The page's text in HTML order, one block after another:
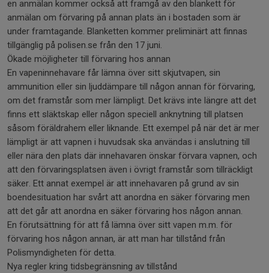
en anmälan kommer också att framgå av den blankett för
anmälan om förvaring på annan plats än i bostaden som är
under framtagande. Blanketten kommer preliminärt att finnas
tillgänglig på polisen.se från den 17 juni.
Ökade möjligheter till förvaring hos annan
En vapeninnehavare får lämna över sitt skjutvapen, sin
ammunition eller sin ljuddämpare till någon annan för förvaring,
om det framstår som mer lämpligt. Det krävs inte längre att det
finns ett släktskap eller någon speciell anknytning till platsen
såsom föräldrahem eller liknande. Ett exempel på när det är mer
lämpligt är att vapnen i huvudsak ska användas i anslutning till
eller nära den plats där innehavaren önskar förvara vapnen, och
att den förvaringsplatsen även i övrigt framstår som tillräckligt
säker. Ett annat exempel är att innehavaren på grund av sin
boendesituation har svårt att anordna en säker förvaring men
att det går att anordna en säker förvaring hos någon annan.
En förutsättning för att få lämna över sitt vapen m.m. för
förvaring hos någon annan, är att man har tillstånd från
Polismyndigheten för detta.
Nya regler kring tidsbegränsning av tillstånd